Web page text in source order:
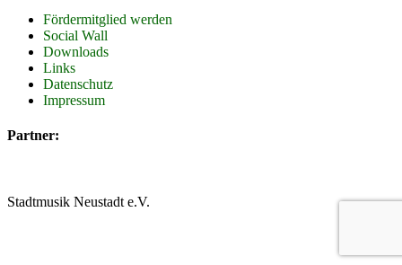
Fördermitglied werden
Social Wall
Downloads
Links
Datenschutz
Impressum
Partner:
Stadtmusik Neustadt e.V.